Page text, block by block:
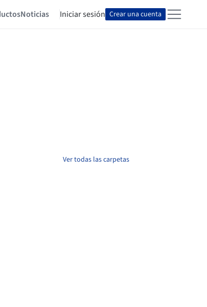
Noticias Iniciar sesión Crear una cuenta
Ver todas las carpetas